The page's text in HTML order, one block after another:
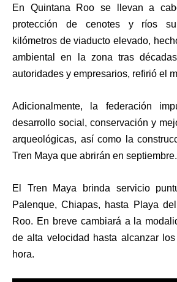
En Quintana Roo se llevan a
protección de cenotes y ríos
kilómetros de viaducto elevado,
ambiental en la zona tras
autoridades y empresarios, refirió el
Adicionalmente, la federación
desarrollo social, conservación y
arqueológicas, así como la
Tren Maya que abrirán en septiembre.
El Tren Maya brinda servicio
Palenque, Chiapas, hasta Playa
Roo. En breve cambiará a la
de alta velocidad hasta alcanzar
hora.